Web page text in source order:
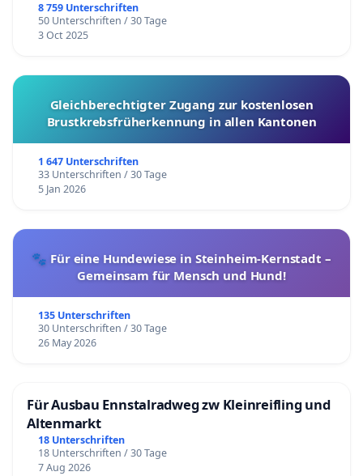
8 759 Unterschriften
50 Unterschriften / 30 Tage
3 Oct 2025
Gleichberechtigter Zugang zur kostenlosen
Brustkrebsfrüherkennung in allen Kantonen
1 647 Unterschriften
33 Unterschriften / 30 Tage
5 Jan 2026
🐾 Für eine Hundewiese in Steinheim-Kernstadt –
Gemeinsam für Mensch und Hund!
135 Unterschriften
30 Unterschriften / 30 Tage
26 May 2026
Für Ausbau Ennstalradweg zw Kleinreifling und
Altenmarkt
18 Unterschriften
18 Unterschriften / 30 Tage
7 Aug 2026